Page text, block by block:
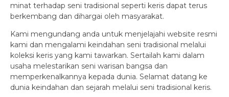
minat terhadap seni tradisional seperti keris dapat terus
berkembang dan dihargai oleh masyarakat.
Kami mengundang anda untuk menjelajahi website resmi
kami dan mengalami keindahan seni tradisional melalui
koleksi keris yang kami tawarkan. Sertailah kami dalam
usaha melestarikan seni warisan bangsa dan
memperkenalkannya kepada dunia. Selamat datang ke
dunia keindahan dan sejarah melalui seni tradisional keris.